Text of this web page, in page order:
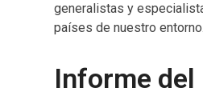
generalistas y
países de nuestro
Informe del